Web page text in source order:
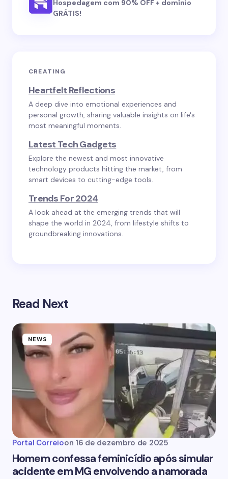
Hospedagem com 90% OFF + domínio
GRÁTIS!
CREATING
Heartfelt Reflections
A deep dive into emotional experiences and
personal growth, sharing valuable insights on life's
most meaningful moments.
Latest Tech Gadgets
Explore the newest and most innovative
technology products hitting the market, from
smart devices to cutting-edge tools.
Trends For 2024
A look ahead at the emerging trends that will
shape the world in 2024, from lifestyle shifts to
groundbreaking innovations.
Read Next
NEWS
Portal Correioon 16 de dezembro de 2025
Homem confessa feminicídio após simular
acidente em MG envolvendo a namorada